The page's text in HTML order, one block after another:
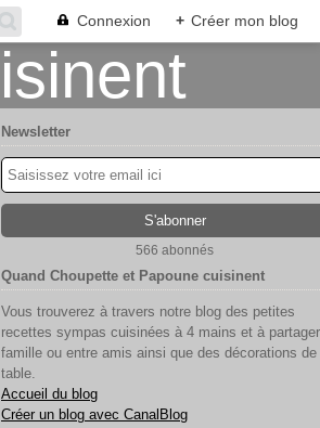
Connexion + Créer mon blog
Newsletter
566 abonnés
Quand Choupette et Papoune cuisinent
Vous trouverez à travers notre blog des petites
recettes sympas cuisinées à 4 mains et à
famille ou entre amis ainsi que des décorations de
table.
Accueil du blog
Créer un blog avec CanalBlog